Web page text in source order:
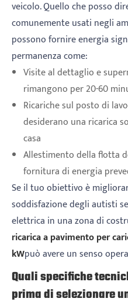
veicolo. Quello che posso
comunemente usati negli
possono fornire energia
permanenza come:
Visite al dettaglio e
rimangono per 20-60
Ricariche sul posto di
desiderano una ricarica
casa
Allestimento della flotta
fornitura di energia
Se il tuo obiettivo è
soddisfazione degli autisti
elettrica in una zona di
ricarica a pavimento per
kWpuò avere un senso
Quali specifiche
prima di selezionare